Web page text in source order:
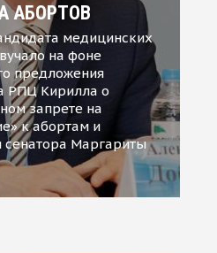
АБОРТОВ
медицинских
на фоне
предложения
РПЦ Кирилла о
запрете на
к абортам и
сенатора Маргариты